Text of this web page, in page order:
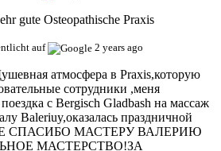
gute Osteopathische Praxis
auf 2 years ago
атмосфера в Praxis,которую
сотрудники ,меня
с Bergisch Gladbash на массаж
Baleriuy,оказалась праздничной
СПАСИБО МАСТЕРУ ВАЛЕРИЮ
МАСТЕРСТВО!ЗА